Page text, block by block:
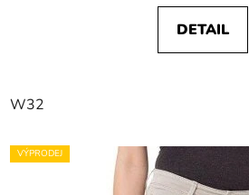
DETAIL
W32
VÝPRODEJ